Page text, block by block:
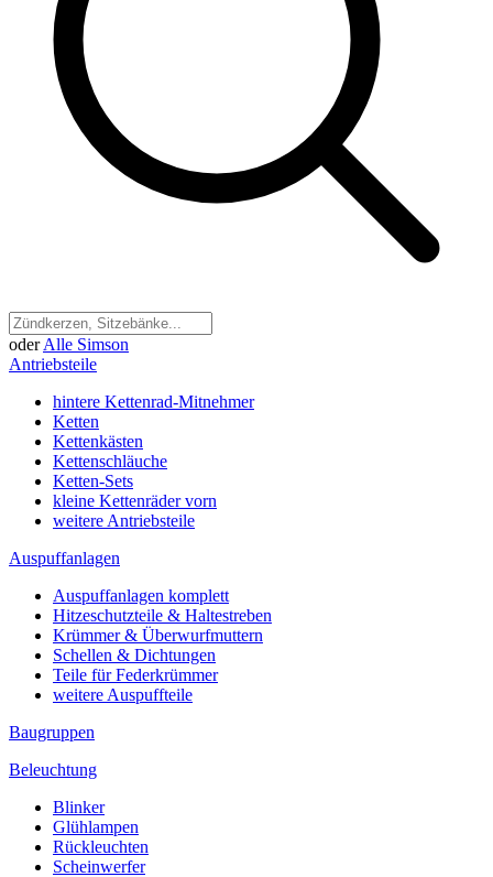
oder Alle Simson
Antriebsteile
hintere Kettenrad-Mitnehmer
Ketten
Kettenkästen
Kettenschläuche
Ketten-Sets
kleine Kettenräder vorn
weitere Antriebsteile
Auspuffanlagen
Auspuffanlagen komplett
Hitzeschutzteile & Haltestreben
Krümmer & Überwurfmuttern
Schellen & Dichtungen
Teile für Federkrümmer
weitere Auspuffteile
Baugruppen
Beleuchtung
Blinker
Glühlampen
Rückleuchten
Scheinwerfer